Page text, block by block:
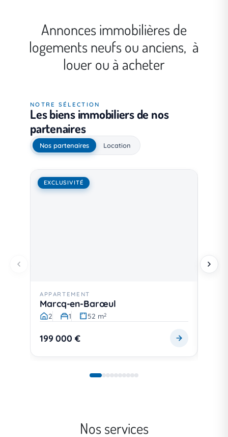
Annonces immobilières de
logements neufs ou anciens, à
louer ou à acheter
NOTRE SÉLECTION
Les biens immobiliers de nos
partenaires
Nos partenaires Location
EXCLUSIVITÉ
APPARTEMENT
Marcq-en-Barœul
2 1 52 m2
199 000 €
Nos services